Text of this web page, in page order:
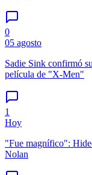
0
05 agosto
Sadie Sink confirmó
película de "X-Men"
1
Hoy
"Fue magnífico":
Nolan